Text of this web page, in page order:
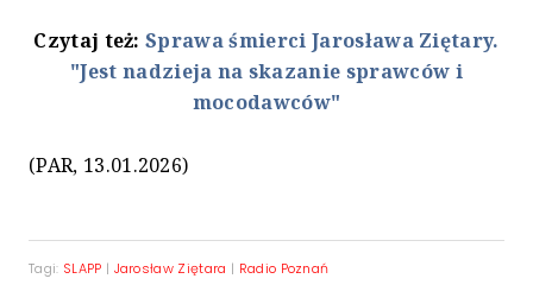
Czytaj też:Sprawa śmierci Jarosława Ziętary.
"Jest nadzieja na skazanie sprawców i
mocodawców"
(PAR, 13.01.2026)
Tagi: SLAPP | Jarosław Ziętara | Radio Poznań